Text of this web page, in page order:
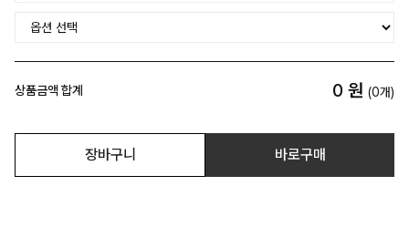
상품금액 합계 0 원 (0개)
장바구니 바로구매